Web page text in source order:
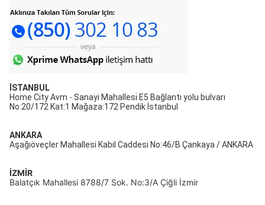
İSTANBUL
Home City Avm - Sanayi Mahallesi E5 Bağlantı yolu bulvarı
No:20/172 Kat:1 Mağaza:172 Pendik İstanbul
ANKARA
Aşağıöveçler Mahallesi Kabil Caddesi No:46/B Çankaya / ANKARA
İZMİR
Balatçık Mahallesi 8788/7 Sok. No:3/A Çiğli İzmir